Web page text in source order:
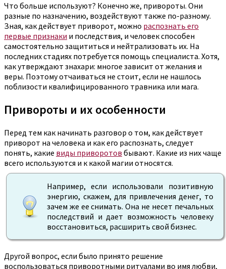
Что больше используют? Конечно же, привороты. Они
разные по назначению, воздействуют также по-разному.
Зная, как действует приворот, можно распознать его
первые признаки и последствия, и человек способен
самостоятельно защититься и нейтрализовать их. На
последних стадиях потребуется помощь специалиста. Хотя,
как утверждают знахари: многое зависит от желания и
веры. Поэтому отчаиваться не стоит, если не нашлось
поблизости квалифицированного травника или мага.
Привороты и их особенности
Перед тем как начинать разговор о том, как действует
приворот на человека и как его распознать, следует
понять, какие виды приворотов бывают. Какие из них чаще
всего используются и к какой магии относятся.
Например, если использовали позитивную
энергию, скажем, для привлечения денег, то
зачем же ее снимать. Она не несет печальных
последствий и дает возможность человеку
восстановиться, расширить свой бизнес.
Другой вопрос, если было принято решение
воспользоваться приворотными ритуалами во имя любви,